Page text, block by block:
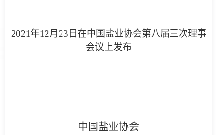
2021 年12月 23 日在中国盐业协会第八届三次理事
会议上发布
中国盐业协会